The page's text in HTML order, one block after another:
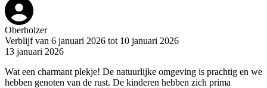
Oberholzer
Verblijf van 6 januari 2026 tot 10 januari 2026
13 januari 2026
Wat een charmant plekje! De natuurlijke omgeving is prachtig en we
hebben genoten van de rust. De kinderen hebben zich prima